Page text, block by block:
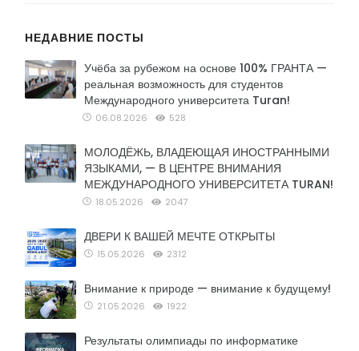
НЕДАВНИЕ ПОСТЫ
Учёба за рубежом на основе 100% ГРАНТА —
реальная возможность для студентов
Международного университета Turan!
06.08.2026 528
МОЛОДЁЖЬ, ВЛАДЕЮЩАЯ ИНОСТРАННЫМИ
ЯЗЫКАМИ, — В ЦЕНТРЕ ВНИМАНИЯ
МЕЖДУНАРОДНОГО УНИВЕРСИТЕТА TURAN!
18.05.2026 2047
ДВЕРИ К ВАШЕЙ МЕЧТЕ ОТКРЫТЫ
15.05.2026 2312
Внимание к природе — внимание к будущему!
21.05.2026 1922
Результаты олимпиады по информатике